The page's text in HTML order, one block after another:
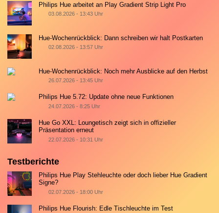
Philips Hue arbeitet an Play Gradient Strip Light Pro
03.08.2026 - 13:43 Uhr
Hue-Wochenrückblick: Dann schreiben wir halt Postkarten
02.08.2026 - 13:57 Uhr
Hue-Wochenrückblick: Noch mehr Ausblicke auf den Herbst
26.07.2026 - 13:45 Uhr
Philips Hue 5.72: Update ohne neue Funktionen
24.07.2026 - 8:25 Uhr
Hue Go XXL: Loungetisch zeigt sich in offizieller
Präsentation erneut
22.07.2026 - 10:31 Uhr
Testberichte
Philips Hue Play Stehleuchte oder doch lieber Hue Gradient
Signe?
02.07.2026 - 18:00 Uhr
Philips Hue Flourish: Edle Tischleuchte im Test